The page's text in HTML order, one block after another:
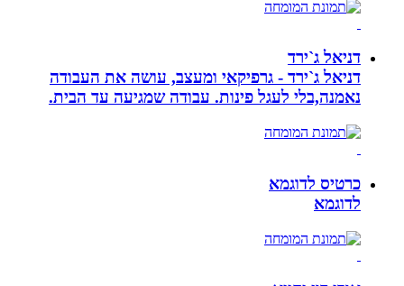
דניאל ג`ירד
דניאל ג`ירד - גרפיקאי ומעצב, עושה את העבודה
נאמנה,בלי לעגל פינות. עבודה שמגיעה עד הבית.
כרטיס לדוגמא
לדוגמא